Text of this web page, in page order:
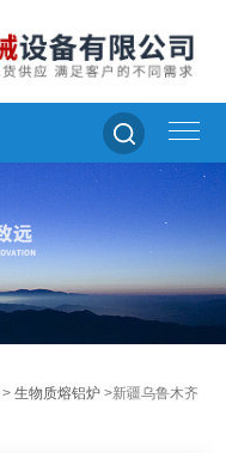
>生物质熔铝炉 >新疆乌鲁木齐